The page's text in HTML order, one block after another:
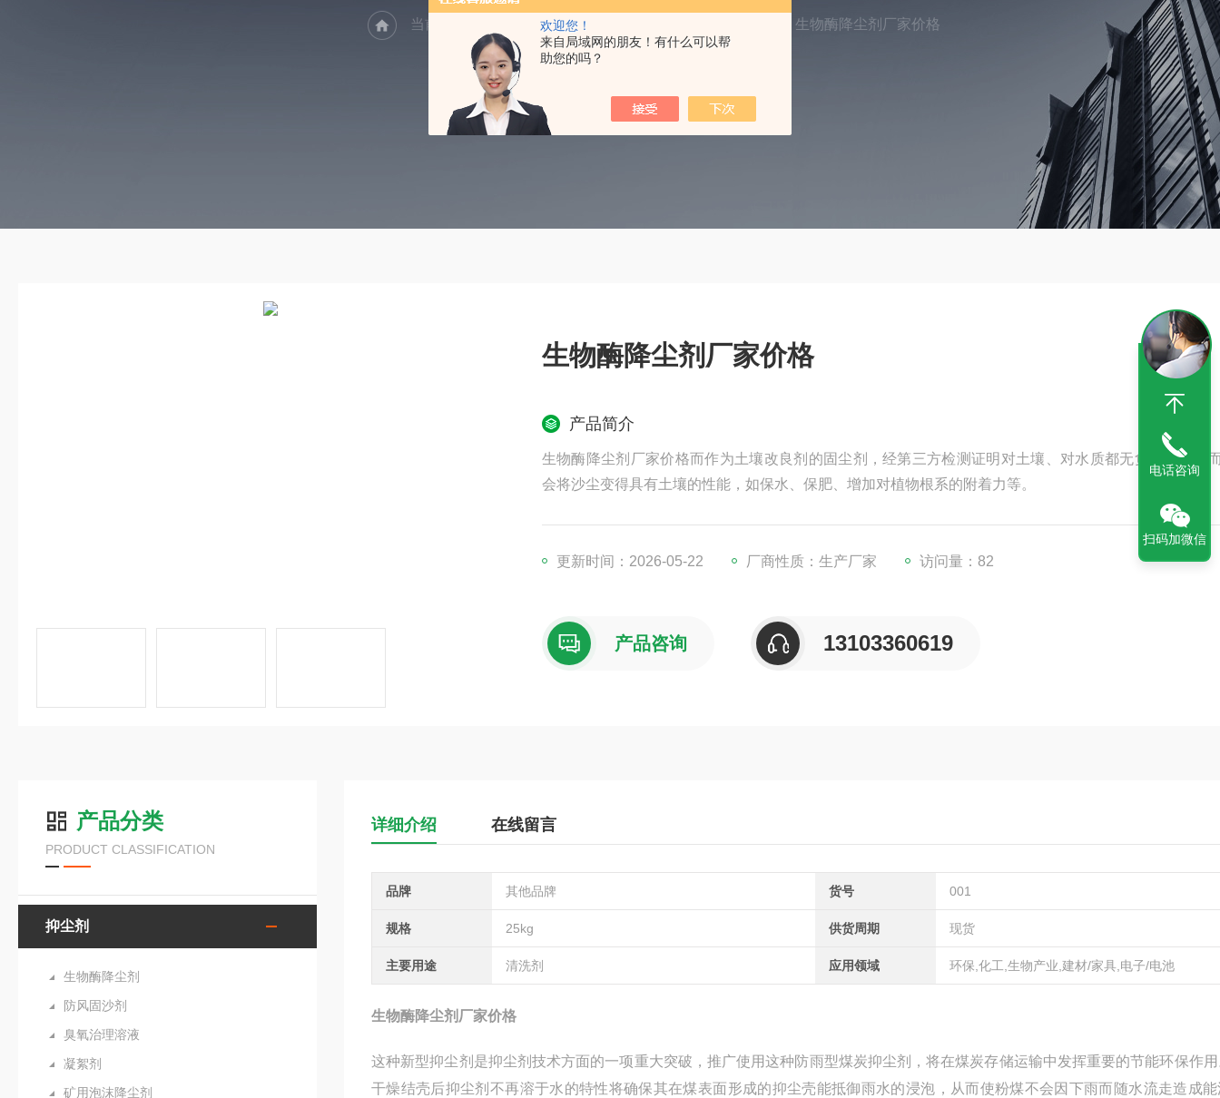
欢迎您！
来自局域网的朋友！有什么可以帮
助您的吗？
当前位置： 产品中心 生物酶降尘剂厂家价格
生物酶降尘剂厂家价格
产品简介
生物酶降尘剂厂家价格而作为土壤改良剂的固尘剂，经第三方检测证明对土壤、对水质都无负面影响，
会将沙尘变得具有土壤的性能，如保水、保肥、增加对植物根系的附着力等。
更新时间：2026-05-22 厂商性质：生产厂家 访问量：82
产品咨询 13103360619
产品分类
PRODUCT CLASSIFICATION
抑尘剂
生物酶降尘剂
防风固沙剂
臭氧治理溶液
凝絮剂
矿用泡沫降尘剂
详细介绍 在线留言
品牌 其他品牌 货号 001
规格 25kg 供货周期 现货
主要用途 清洗剂 应用领域 环保,化工,生物产业,建材/家具,电子/电池
生物酶降尘剂厂家价格
这种新型抑尘剂是抑尘剂技术方面的一项重大突破，推广使用这种防雨型煤炭抑尘剂，将在煤炭存储运输中发挥重要的节能环保作
干燥结壳后抑尘剂不再溶于水的特性将确保其在煤表面形成的抑尘壳能抵御雨水的浸泡，从而使粉煤不会因下雨而随水流走造成
电话咨询
扫码加微信